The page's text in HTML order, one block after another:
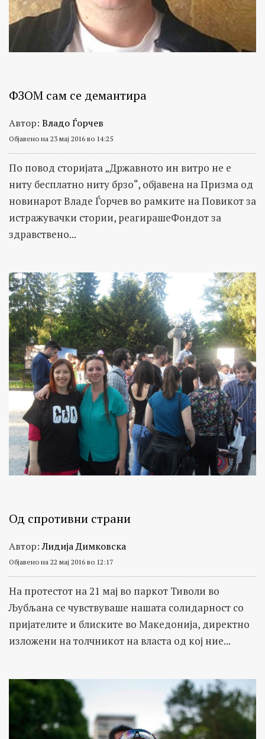
ФЗОМ сам се демантира
Автор: Владо Ѓорчев
Објавено на 23 мај 2016 во 14:25
По повод сторијата „Државното ин витро не е
ниту бесплатно ниту брзо“, објавена нa Призма од
новинарот Владе Ѓорчев во рамките на Повикот за
истражувачки стории, реагирашеФондот за
здравствено...
Од спротивни страни
Автор:Лидија Димковска
Објавено на 22 мај 2016 во 12:17
На протестот на 21 мај во паркот Тиволи во
Љубљана се чувствуваше нашата солидарност со
пријателите и блиските во Македонија, директно
изложени на толчникот на власта од кој ние...